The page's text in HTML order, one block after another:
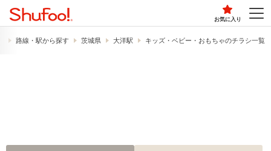
お気に入り
路線・駅から探す 茨城県 大洋駅 キッズ・ベビー・おもちゃのチラシ一覧